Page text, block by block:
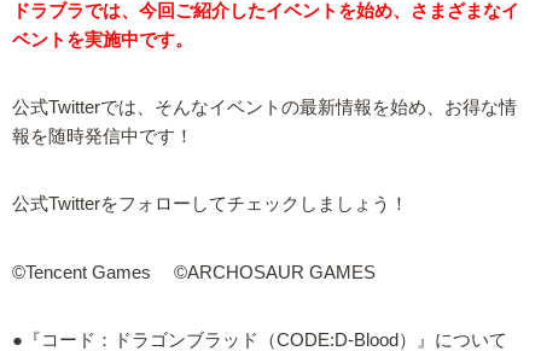
ドラブラでは、今回ご紹介したイベントを始め、さまざまなイ
ベントを実施中です。
公式Twitterでは、そんなイベントの最新情報を始め、お得な情
報を随時発信中です！
公式Twitterをフォローしてチェックしましょう！
©Tencent Games ©ARCHOSAUR GAMES
●『コード：ドラゴンブラッド（CODE:D-Blood）』について